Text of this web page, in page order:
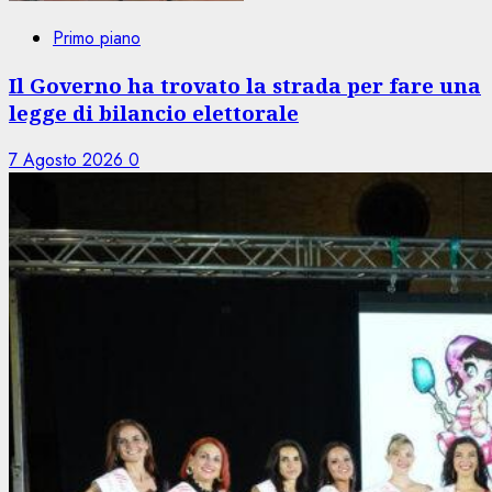
Primo piano
Il Governo ha trovato la strada per fare una
legge di bilancio elettorale
7 Agosto 2026 0